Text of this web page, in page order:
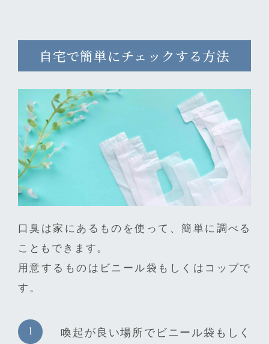
自宅で簡単にチェックする方法
口臭は家にあるものを使って、簡単に調べる
こともできます。
用意するものはビニール袋もしくはコップで
す。
喚起が良い場所でビニール袋もしく